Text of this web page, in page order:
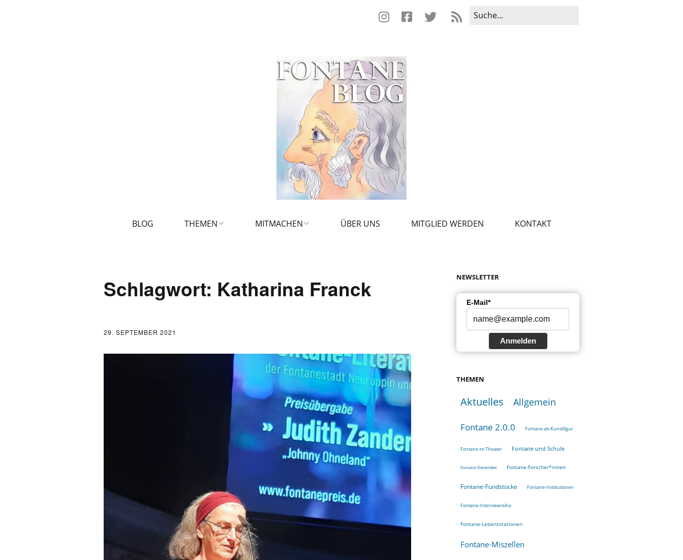
BLOG THEMEN
FONTANE UND SCHULE
FORSCHER*INNEN
FONTANE-INSTITUTIONEN
FONTANE-ORTE
FONTANE-PROJEKTE
MITMACHEN ÜBER UNS MITGLIED WERDEN KONTAKT
Schlagwort: Katharina Franck
29. SEPTEMBER 2021
NEWSLETTER
E-Mail*
Anmelden
THEMEN
Aktuelles Allgemein
Fontane 2.0.0 Fontane als Kunstfigur
Fontane im Theater Fontane und Schule
Fontane-Denkmäler Fontane-Forscher*innen
Fontane-Fundstücke Fontane-Institutionen
Fontane-Interviewreihe
Fontane-Lebensstationen
Fontane-Miszellen